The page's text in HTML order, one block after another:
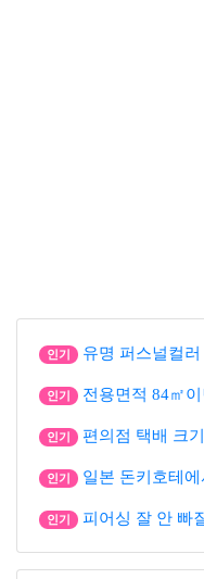
인기 유명 퍼스널컬
인기 전용면적 84㎡
인기 편의점 택배 크
인기 일본 돈키호테
인기 피어싱 잘 안 빠